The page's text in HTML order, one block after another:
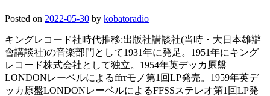
Posted on 2022-05-30 by kobatoradio
キングレコード社時代推移:出版社講談社(当時・大日本雄辯
會講談社)の音楽部門として1931年に発足。1951年にキング
レコード株式会社として独立。1954年英デッカ原盤
LONDONレーベルによるffrrモノ第1回LP発売。1959年英デ
ッカ原盤LONDONレーベルによるFFSSステレオ第1回LP発